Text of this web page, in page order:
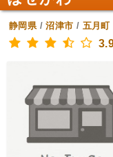
静岡県/沼津市 / 五月町